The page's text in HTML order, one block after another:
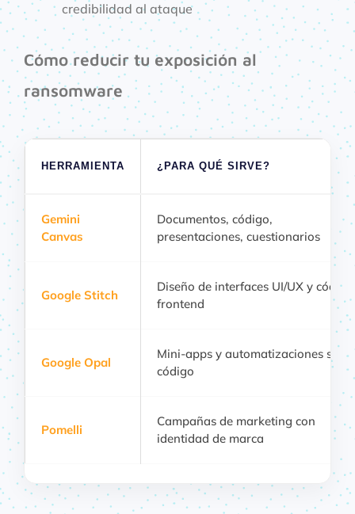
credibilidad al ataque
Cómo reducir tu exposición al
ransomware
HERRAMIENTA ¿PARA QUÉ SIRVE?
Gemini
Canvas
Documentos, código,
presentaciones, cuestionarios
Google Stitch
Diseño de interfaces UI/UX y código
frontend
Google Opal
Mini-apps y automatizaciones sin
código
Pomelli
Campañas de marketing con
identidad de marca